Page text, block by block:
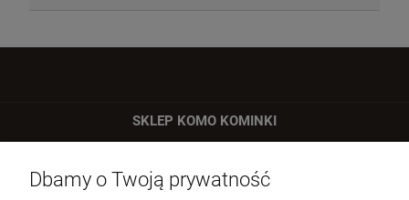
SKLEP KOMO KOMINKI
00-716 Warszawa
Dbamy o Twoją prywatność